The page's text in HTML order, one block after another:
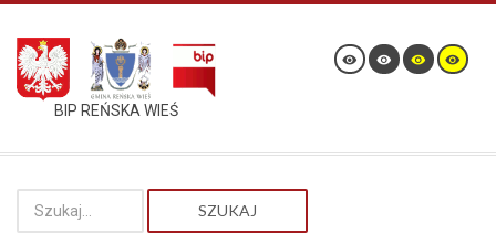
BIP REŃSKA WIEŚ
SZUKAJ